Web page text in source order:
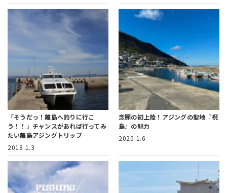
「そうだっ！離島へ釣りに行こ
う！！」 チャンスがあれば行ってみ
たい離島アジングトリップ
2018.1.3
念願の初上陸！アジングの聖地『祝
島』の魅力
2020.1.6